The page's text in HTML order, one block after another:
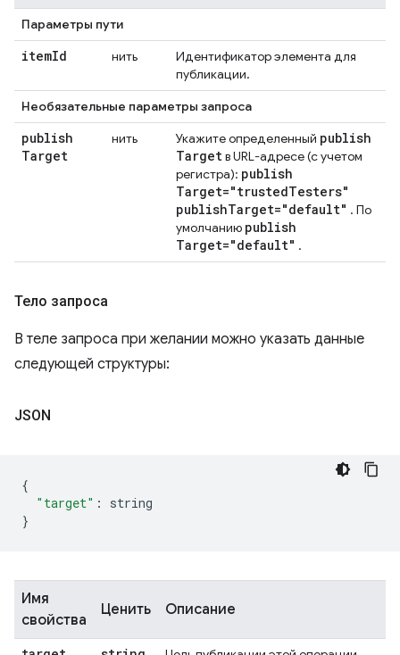
Параметры пути
itemId нить
Идентификатор элемента для
публикации.
Необязательные параметры запроса
publish
Target
нить Укажите определенный publish
Targetв URL-адресе (с учетом
регистра): publish
Target="trustedTesters"
publishTarget="default" . По
умолчанию publish
Target="default" .
Тело запроса
В теле запроса при желании можно указать данные
следующей структуры:
JSON
{
"target" :
string
}
Имя
свойства
Ценить Описание